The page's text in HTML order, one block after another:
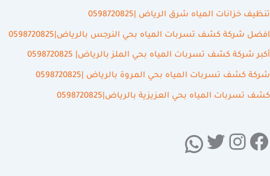
تنظيف خزانات المياه شرق الرياض |0598720825
افضل شركة كشف تسربات المياه بحي النرجس بالرياض|0598720825
أكبر شركة كشف تسربات المياه بحي الملز بالرياض| 0598720825
شركة كشف تسربات المياه بحي المروة بالرياض |0598720825
كشف تسربات المياه بحي العزيزية بالرياض|0598720825